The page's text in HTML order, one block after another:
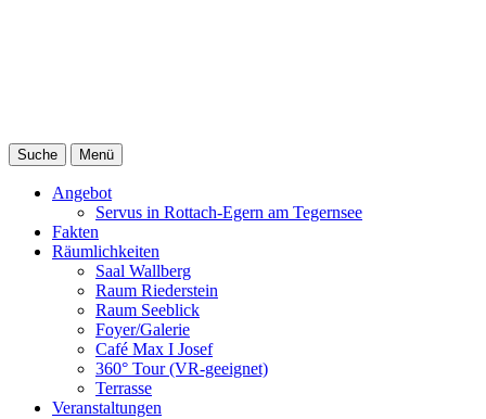
Suche Menü
Angebot
Servus in Rottach-Egern am Tegernsee
Fakten
Räumlichkeiten
Saal Wallberg
Raum Riederstein
Raum Seeblick
Foyer/Galerie
Café Max I Josef
360° Tour (VR-geeignet)
Terrasse
Veranstaltungen